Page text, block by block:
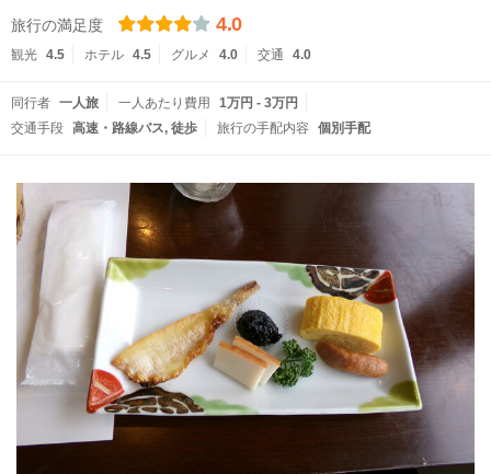
旅行の満足度 4.0
観光 4.5 ホテル 4.5 グルメ 4.0 交通 4.0
同行者 一人旅 一人あたり費用
1万円 - 3万円
交通手段 高速・路線バス 徒歩 旅行の手配内容 個別手配